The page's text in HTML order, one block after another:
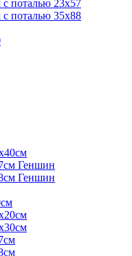
поталью 23х57
поталью 35х88
Геншин
Геншин